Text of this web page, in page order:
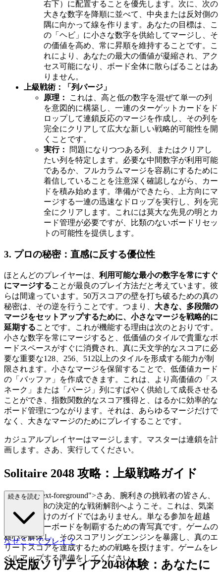
右下）に配置することを優先します。次に、次の
大きな数字を降順に並べて、中央または反対側の
隅に向かって線を作ります。あなたの目標は、こ
の「ヘビ」に小さな数字を供給してマージし、そ
の価値を高め、常に昇順を維持することです。こ
れにより、あなたの最大の価値が凝縮され、アク
セス可能になり、ボード全体に散らばることはあ
りません。
上級戦術：「列パージ」
原理：
これは、高と低の数字を混ぜて単一の列
を意図的に構築し、一連のターゲットカードをド
ロップして連鎖反応のマージを作成し、その列を
完全にクリアして広大な新しい戦略的可能性を開
くことです。
実行：
問題になりつつある列、またはクリアし
たい列を特定します。必要な中間数字が利用可能
であるか、フルカラムマージを容易にするために
着信していることを注意深く確認しながら、カー
ドを積み始めます。準備ができたら、上方向にマ
ージする一連の迅速なドロップを実行し、列を完
全にクリアします。これには莫大な先見の明とカ
ード管理が必要ですが、比類のないボードリセッ
トの可能性を提供します。
3. プロの秘密：直感に反する優位性
ほとんどのプレイヤーは、 利用可能な最小の数字を常にすぐ
にマージすることが最良のプレイ方法だと考えています。彼
らは間違っています。50万スコアの壁を打ち破るための真の
秘密は、その逆を行うことです。つまり、 大きな、多段階の
マージをセットアップするために、小さなマージを戦略的に
延期することです。これが機能する理由は次のとおりです。
小さな数字を常にマージすると、低価値のタイルで貴重なボ
ードスペースがすぐに消費され、真に天文学的なスコアに必
要な重要な128、256、512以上のタイルを形成する能力が制
限されます。小さなマージを保留することで、低価値カード
の「バッファ」を作成できます。これは、より高価値の「ス
ネーク」または「パージ」列にすばやく供給して成長させる
ことができ、指数関数的なスコア獲得と、はるかに効率的な
ボード管理につながります。それは、あらゆるマージだけで
なく、大きなマージのためにプレイすることです。
カジュアルプレイヤーはマージします。マスターは連鎖を計
画します。さあ、実行してください。
Solitaire 2048 攻略：上級戦略ガイド
ass="mb-4 text-foreground">さあ、腕利きの挑戦者の皆さん、
Solitaire 2048の決定的な戦術解剖へようこそ。これは、気楽
に遊ぶ人向けのガイドではありません。単なる参加を超越
し、リーダーボードを制覇するための青写真です。ゲームの
核心を解体し、そのスコアリングエンジンを暴露し、真のエ
リートスコアを達成するための戦略を授けます。ゲームをレ
ベルアップする準備をしてください。
続きを読む
なぜここでプレイ？
決定版ソリティア2048体験：あなたに